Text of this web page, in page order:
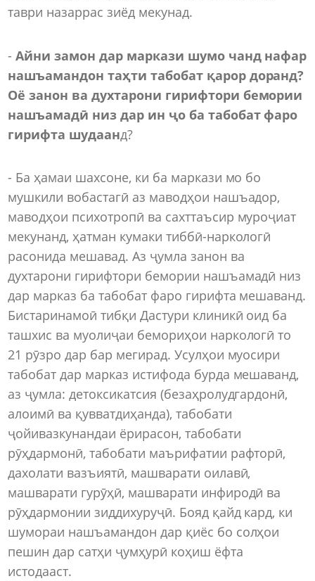
таври назаррас зиёд мекунад.
-Айни замон дар маркази шумо чанд нафар
нашъамандон таҳти табобат қарор доранд?
Оё занон ва духтарони гирифтори бемории
нашъамадӣ низ дар ин ҷо ба табобат фаро
гирифта шудаанд?
- Ба ҳамаи шахсоне, ки ба маркази мо бо
мушкили вобастагӣ аз маводҳои нашъадор,
маводҳои психотропӣ ва сахттаъсир муроҷиат
мекунанд, ҳатман кумаки тиббӣ-наркологӣ
расонида мешавад. Аз ҷумла занон ва
духтарони гирифтори бемории нашъамадӣ низ
дар марказ ба табобат фаро гирифта мешаванд.
Бистаринамоӣ тибқи Дастури клиникӣ оид ба
ташхис ва муолиҷаи бемориҳои наркологӣ то
21 рӯзро дар бар мегирад. Усулҳои муосири
табобат дар марказ истифода бурда мешаванд,
аз ҷумла: детоксикатсия (безаҳролудгардонӣ,
алоимӣ ва қувватдиҳанда), табобати
ҷойивазкунандаи ёрирасон, табобати
рӯҳдармонӣ, табобати маърифатии рафторӣ,
дахолати вазъиятӣ, машварати оилавӣ,
машварати гурӯҳӣ, машварати инфиродӣ ва
рӯҳдармонии зиддихуруҷӣ. Бояд қайд кард, ки
шумораи нашъамандон дар қиёс бо солҳои
пешин дар сатҳи ҷумҳурӣ коҳиш ёфта
истодааст.